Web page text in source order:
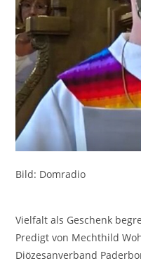
Bild: Domradio
Vielfalt als Geschenk
Predigt von Mechthild
Diözesanverband